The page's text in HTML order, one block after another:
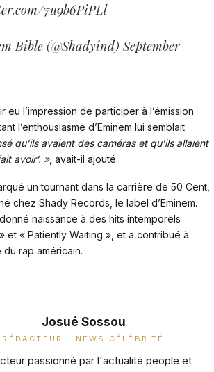
7u9b6PiPLl
Bible (@Shadyind)September
eu l’impression de participer à l’émission
l’enthousiasme d’Eminem lui semblait
qu’ils avaient des caméras et qu’ils allaient
avoir’. », avait-il ajouté.
un tournant dans la carrière de 50 Cent
chez Shady Records, le label d’Eminem.
naissance à des hits intemporels
et « Patiently Waiting », et a contribué à
rap américain.
Josué Sossou
RÉDACTEUR – NEWS CÉLÉBRITÉ
passionné par l'actualité people et